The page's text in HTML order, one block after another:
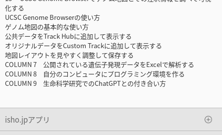
化する
UCSC Genome Browserの使い方
ゲノム地図の基本的な使い方
公共データをTrack Hubに追加して表示する
オリジナルデータをCustom Trackに追加して表示する
地図レイアウトを見やすく調整して保存する
COLUMN 7 公開されている遺伝子発現データをExcelで解析する
COLUMN 8 自分のコンピュータにプログラミング環境を作る
COLUMN 9 生命科学研究でのChatGPTとの付き合い方
isho.jpアプリ